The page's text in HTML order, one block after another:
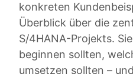
konkreten
Überblick über die
S/4HANA-Projekts.
beginnen sollten,
umsetzen sollten –